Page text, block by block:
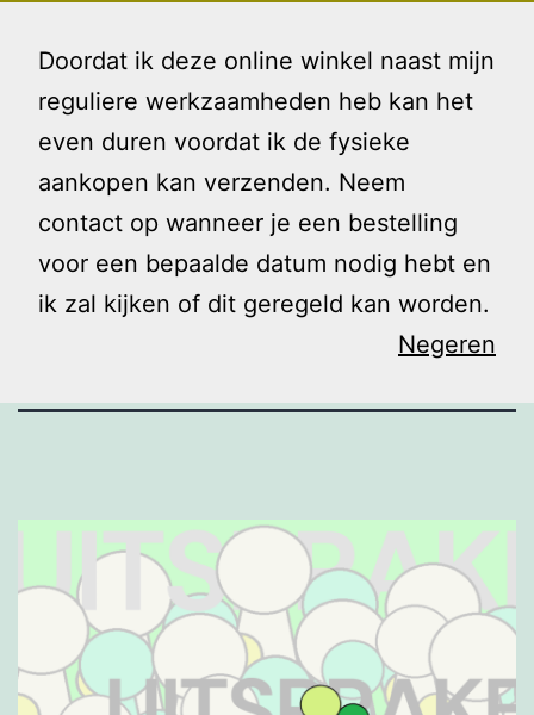
Doordat ik deze online winkel naast mijn
reguliere werkzaamheden heb kan het
even duren voordat ik de fysieke
aankopen kan verzenden. Neem
contact op wanneer je een bestelling
voor een bepaalde datum nodig hebt en
ik zal kijken of dit geregeld kan worden.
Negeren
naar
inhoud
Gezin
Kinderen en
humor